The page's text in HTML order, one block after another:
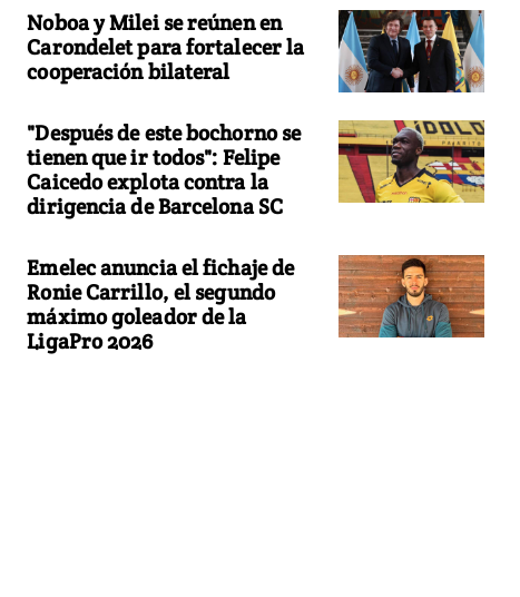
Noboa y Milei se reúnen en
Carondelet para fortalecer la
cooperación bilateral
"Después de este bochorno se
tienen que ir todos": Felipe
Caicedo explota contra la
dirigencia de Barcelona SC
Emelec anuncia el fichaje de
Ronie Carrillo, el segundo
máximo goleador de la
LigaPro 2026